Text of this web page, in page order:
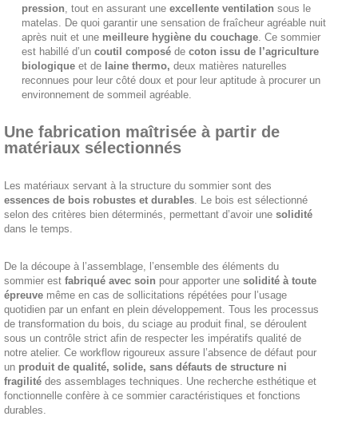
pression , tout en assurant une excellente ventilation sous le
matelas. De quoi garantir une sensation de fraîcheur agréable nuit
après nuit et une meilleure hygiène du couchage. Ce sommier
est habillé d’un coutil composéde coton issu de l’agriculture
biologiqueet delaine thermo, deux matières naturelles
reconnues pour leur côté doux et pour leur aptitude à procurer un
environnement de sommeil agréable.
Une fabrication maîtrisée à partir de
matériaux sélectionnés
Les matériaux servant à la structure du sommier sont des
essences de bois robustes et durables . Le bois est sélectionné
selon des critères bien déterminés, permettant d’avoir une solidité
dans le temps.
De la découpe à l’assemblage, l’ensemble des éléments du
sommier est fabriqué avec soin pour apporter une solidité à toute
épreuve même en cas de sollicitations répétées pour l’usage
quotidien par un enfant en plein développement. Tous les processus
de transformation du bois, du sciage au produit final, se déroulent
sous un contrôle strict afin de respecter les impératifs qualité de
notre atelier. Ce workflow rigoureux assure l’absence de défaut pour
un produit de qualité, solide, sans défauts de structure ni
fragilité des assemblages techniques. Une recherche esthétique et
fonctionnelle confère à ce sommier caractéristiques et fonctions
durables.